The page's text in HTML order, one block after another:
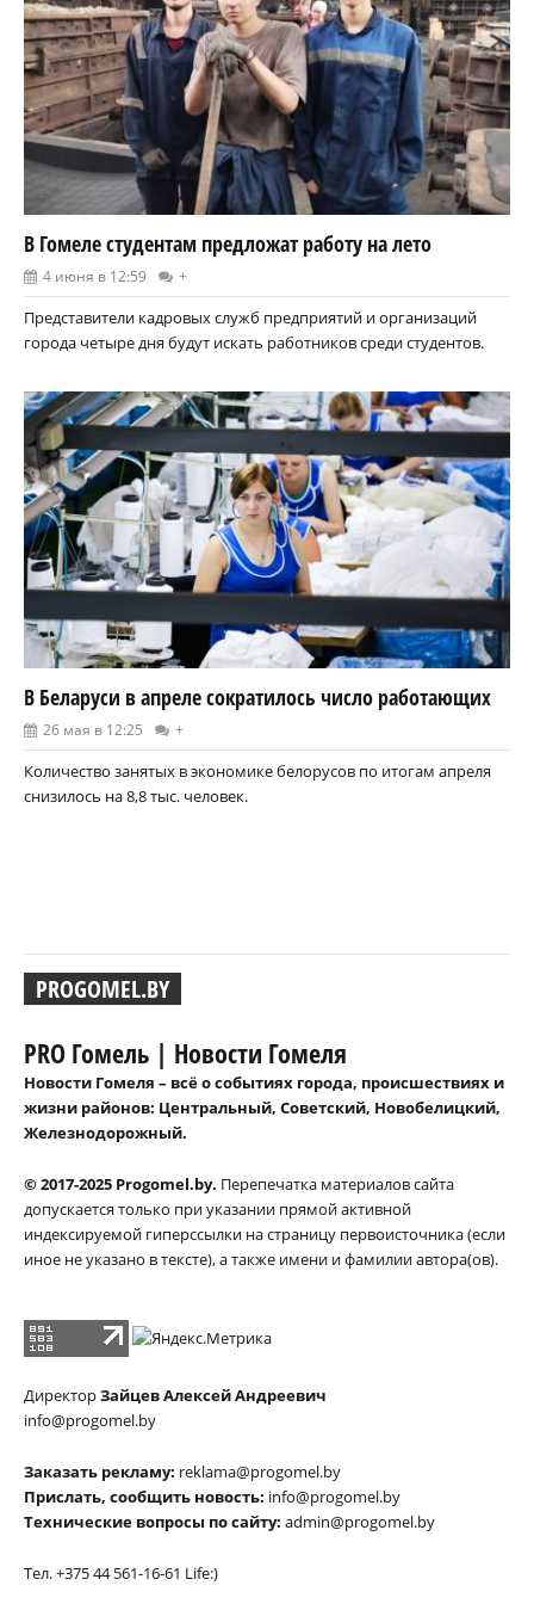
В Гомеле студентам предложат работу на лето
4 июня в 12:59 +
Представители кадровых служб предприятий и организаций
города четыре дня будут искать работников среди студентов.
В Беларуси в апреле сократилось число работающих
26 мая в 12:25 +
Количество занятых в экономике белорусов по итогам апреля
снизилось на 8,8 тыс. человек.
PROGOMEL.BY
PRO Гомель | Новости Гомеля
Новости Гомеля – всё о событиях города, происшествиях и
жизни районов: Центральный, Советский, Новобелицкий,
Железнодорожный.
© 2017-2025 Progomel.by. Перепечатка материалов сайта
допускается только при указании прямой активной
индексируемой гиперссылки на страницу первоисточника (если
иное не указано в тексте), а также имени и фамилии автора(ов).
ДиректорЗайцев Алексей Андреевич
info@progomel.by
Заказать рекламу: reklama@progomel.by
Прислать, сообщить новость: info@progomel.by
Технические вопросы по сайту: admin@progomel.by
Тел. +375 44 561-16-61 Life:)